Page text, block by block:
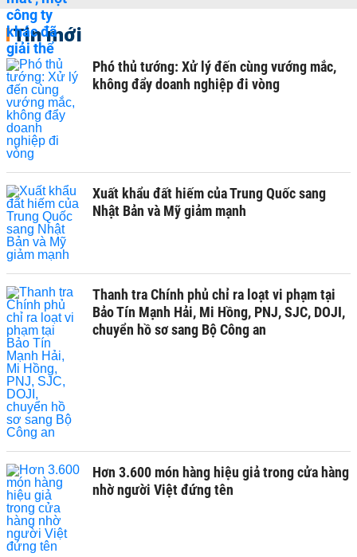
Tin mới
Phó thủ tướng: Xử lý đến cùng vướng mắc,
không đẩy doanh nghiệp đi vòng
Xuất khẩu đất hiếm của Trung Quốc sang
Nhật Bản và Mỹ giảm mạnh
Thanh tra Chính phủ chỉ ra loạt vi phạm tại
Bảo Tín Mạnh Hải, Mi Hồng, PNJ, SJC, DOJI,
chuyển hồ sơ sang Bộ Công an
Hơn 3.600 món hàng hiệu giả trong cửa hàng
nhờ người Việt đứng tên